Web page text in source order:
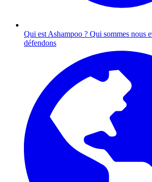
Qui est Ashampoo ? Qui sommes nous
défendons